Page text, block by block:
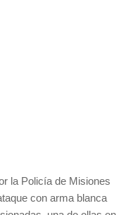
la Policía de Misiones
con arma blanca